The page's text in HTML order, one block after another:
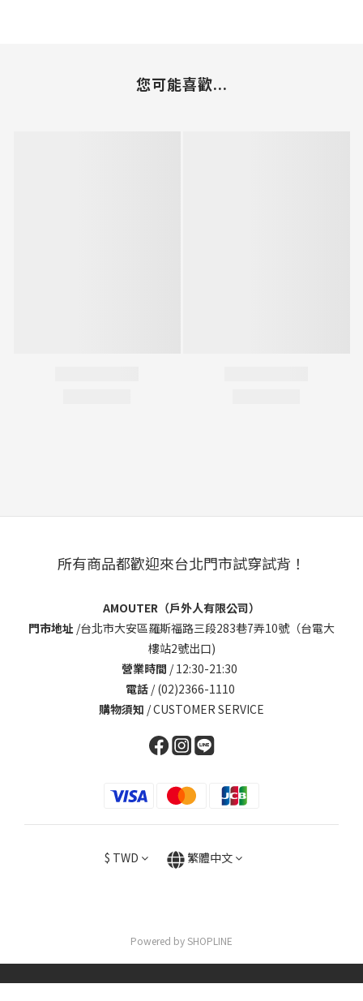
您可能喜歡...
所有商品都歡迎來台北門市試穿試背！
AMOUTER（戶外人有限公司）
門市地址 /台北市大安區羅斯福路三段283巷7弄10號（台電大
樓站2號出口)
營業時間 / 12:30-21:30
電話 / (02)2366-1110
購物須知 /CUSTOMER SERVICE
$ TWD 繁體中文
Powered by SHOPLINE